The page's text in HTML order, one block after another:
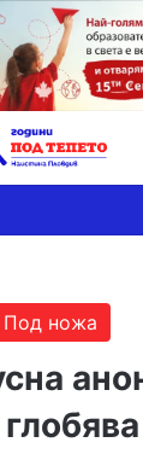
Под ножа